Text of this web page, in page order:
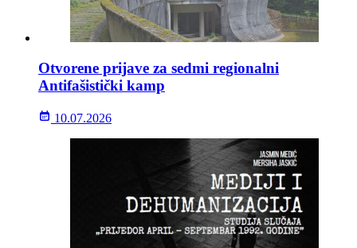
Otvorene prijave za sedmi regionalni
Antifašistički kamp
10.07.2026